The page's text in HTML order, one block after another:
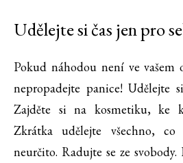
Udělejte si čas jen pro
Pokud náhodou není ve vašem
nepropadejte panice! Udělejte
Zajděte si na kosmetiku, ke
Zkrátka udělejte všechno, co
neurčito. Radujte se ze